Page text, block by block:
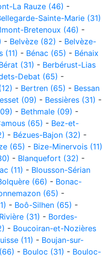
La Rauze (46) -
Sainte-Marie (31)
Bretenoux (46) -
- Belvèze (82) - Belvèze-
(11) - Bénac (65) - Bénaix
(31) - Berbérust-Lias
Debat (65) -
- Bertren (65) - Bessan
(09) - Bessières (31) -
- Bethmale (09) -
(65) - Bez-et-
- Bézues-Bajon (32) -
(65) - Bize-Minervois (11)
- Blanquefort (32) -
(11) - Blousson-Sérian
(66) - Bonac-
(65) -
- Boô-Silhen (65) -
(31) - Bordes-
- Boucoiran-et-Nozières
(11) - Boujan-sur-
- Bouloc (31) - Bouloc-